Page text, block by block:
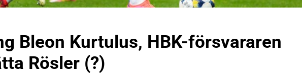
Bleon Kurtulus, HBK-försvararen
Rösler (?)